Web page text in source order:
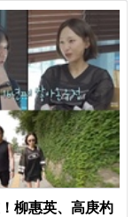
柳惠英、高庚杓